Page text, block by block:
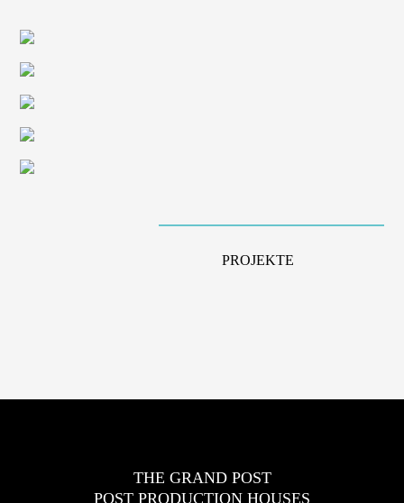
PROJEKTE
THE GRAND POST
POST PRODUCTION HOUSES